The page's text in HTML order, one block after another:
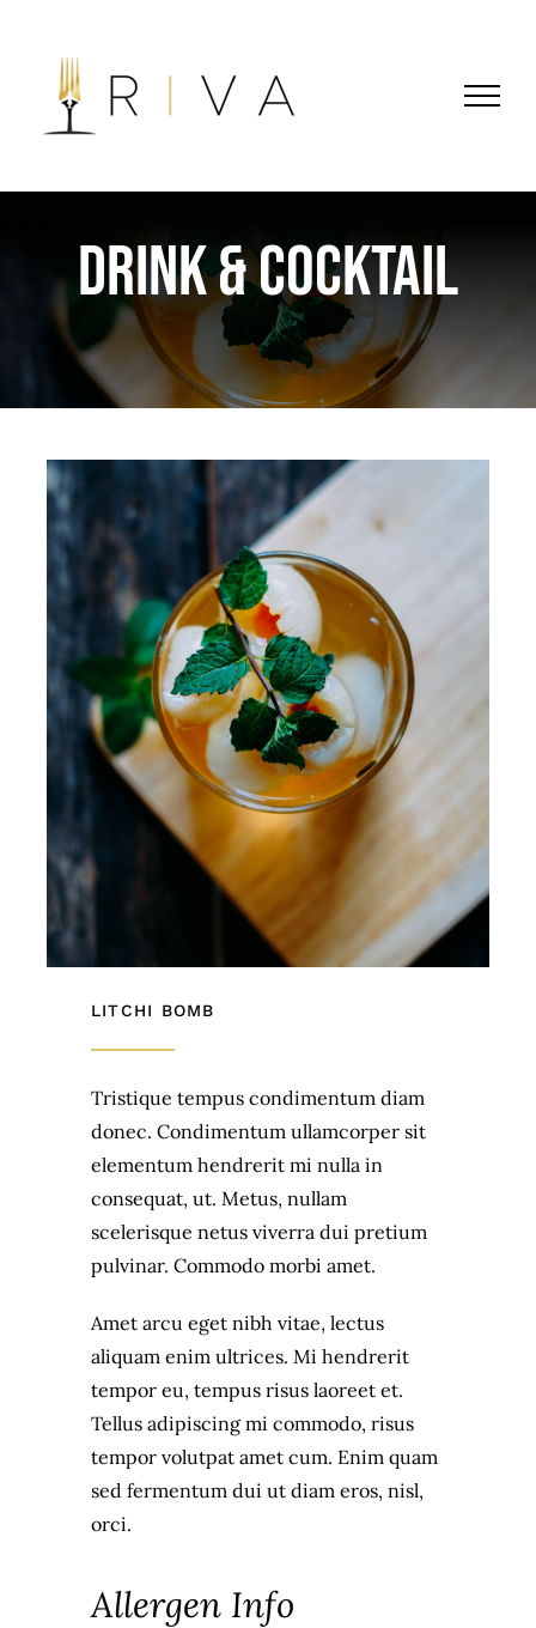
content
DRINK & COCKTAIL
LITCHI BOMB
Tristique tempus condimentum diam
donec. Condimentum ullamcorper sit
elementum hendrerit mi nulla in
consequat, ut. Metus, nullam
scelerisque netus viverra dui pretium
pulvinar. Commodo morbi amet.
Amet arcu eget nibh vitae, lectus
aliquam enim ultrices. Mi hendrerit
tempor eu, tempus risus laoreet et.
Tellus adipiscing mi commodo, risus
tempor volutpat amet cum. Enim quam
sed fermentum dui ut diam eros, nisl,
orci.
Allergen Info